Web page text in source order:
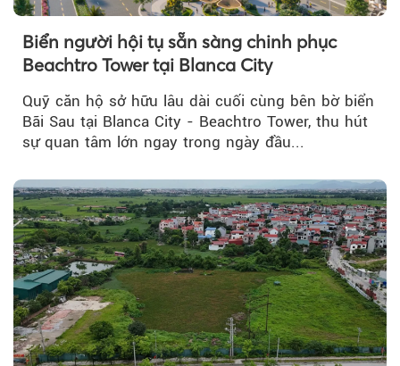
Biển người hội tụ sẵn sàng chinh phục
Beachtro Tower tại Blanca City
Quỹ căn hộ sở hữu lâu dài cuối cùng bên bờ biển
Bãi Sau tại Blanca City - Beachtro Tower, thu hút
sự quan tâm lớn ngay trong ngày đầu...